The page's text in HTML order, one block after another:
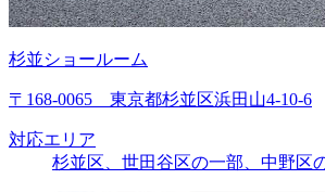
杉並ショールーム
〒168-0065 東京都杉並区浜田山4-10-6
対応エリア
杉並区、世田谷区の一部、中野区